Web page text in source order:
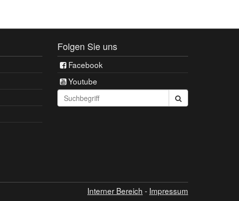
Folgen Sie uns
Facebook
Youtube
Seite
durchsuchen:
Interner Bereich - Impressum